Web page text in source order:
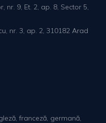
nr. 9, Et. 2, ap. 8, Sector 5,
nr. 3, ap. 2, 310182 Arad
franceză, germană,